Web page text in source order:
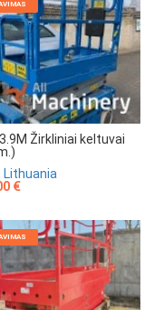
Žirkliniai keltuvai
Lithuania
€